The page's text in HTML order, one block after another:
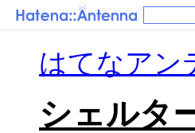
はてなアン
シェルタ